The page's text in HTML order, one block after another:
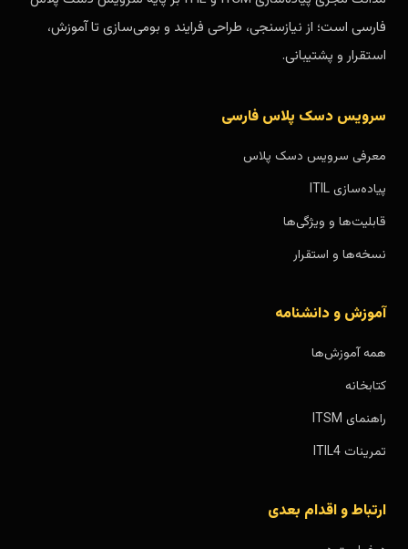
فارسی است؛ از نیازسنجی، طراحی فرایند و بومی‌سازی تا آموزش،
استقرار و پشتیبانی.
سرویس دسک پلاس فارسی
معرفی سرویس دسک پلاس
پیاده‌سازی ITIL
قابلیت‌ها و ویژگی‌ها
نسخه‌ها و استقرار
آموزش و دانشنامه
همه آموزش‌ها
کتابخانه
راهنمای ITSM
تمرینات ITIL4
ارتباط و اقدام بعدی